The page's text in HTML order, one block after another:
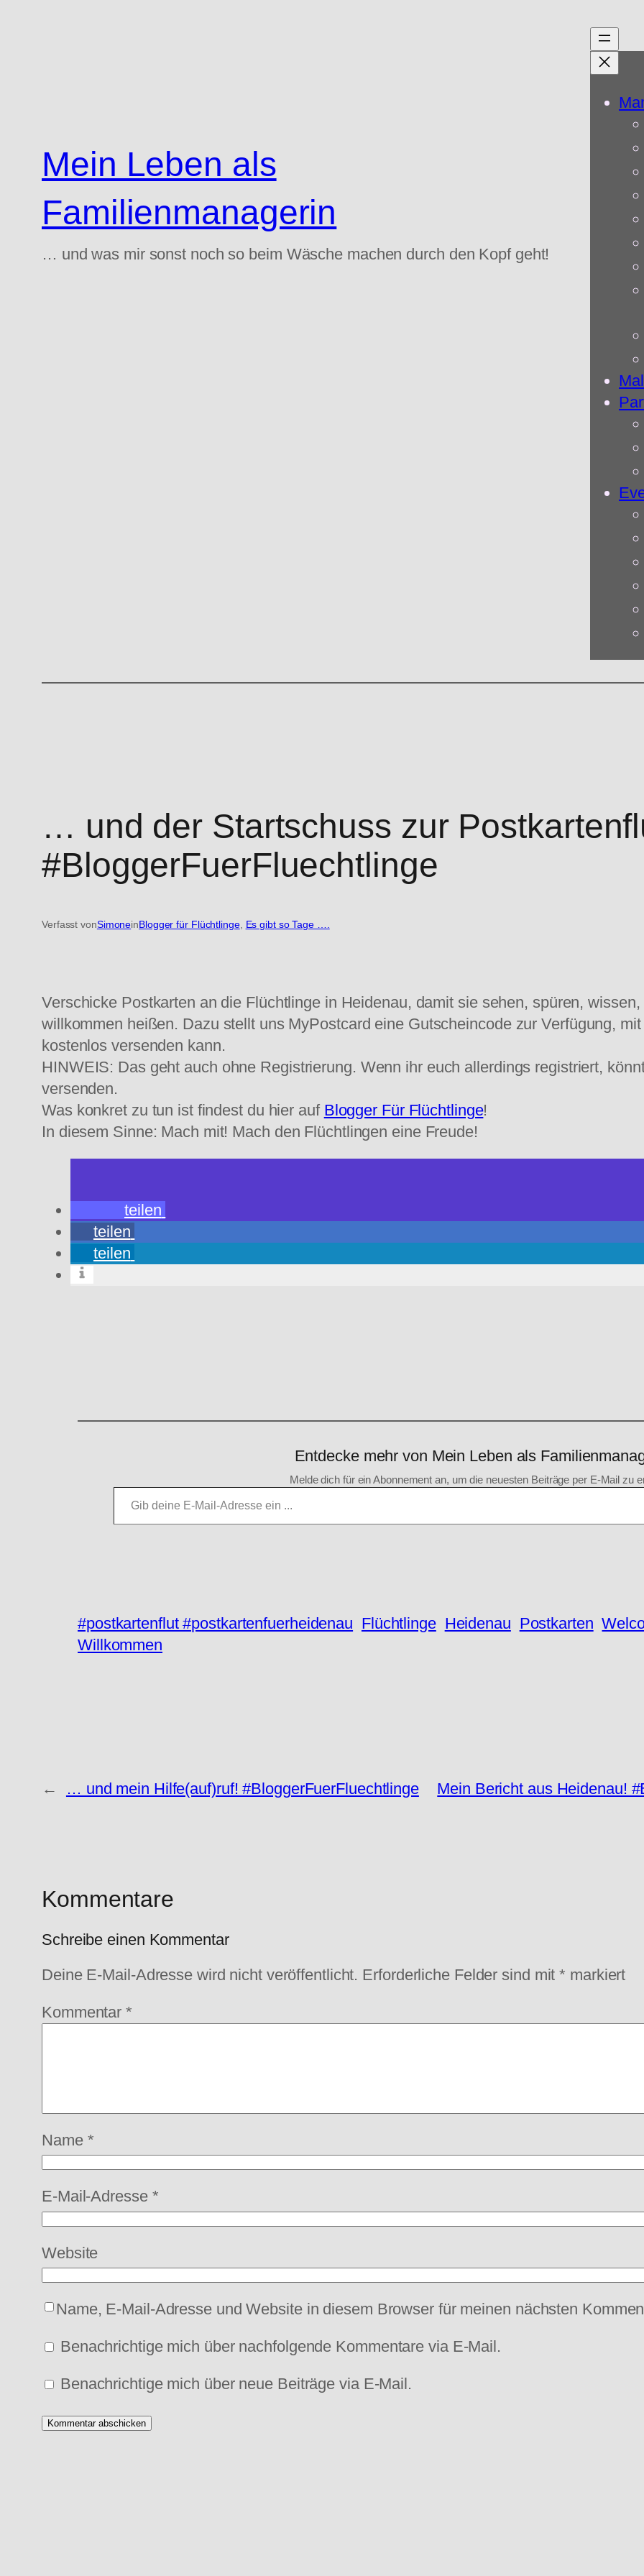
Mein Leben als
Familienmanagerin
… und was mir sonst noch so beim Wäsche machen durch den Kopf geht!
… und der Startschuss zur
#BloggerFuerFluechtlinge
Verfasst vonSimoneinBlogger für Flüchtlinge, Es gibt so Tage ….
Verschicke Postkarten an die Flüchtlinge in Heidenau, damit sie sehen, spüren,
willkommen heißen. Dazu stellt uns MyPostcard eine Gutscheincode zur Verfügung,
kostenlos versenden kann.
HINWEIS: Das geht auch ohne Registrierung. Wenn ihr euch allerdings registriert,
versenden.
Was konkret zu tun ist findest du hier auf Blogger Für Flüchtlinge!
In diesem Sinne: Mach mit! Mach den Flüchtlingen eine Freude!
teilen
teilen
teilen
Entdecke mehr von Mein Leben als
Melde dich für ein Abonnement an, um die neuesten Beiträge per E-Mail zu
Gib deine E-Mail-Adresse ein …
#postkartenflut #postkartenfuerheidenau Flüchtlinge Heidenau Postkarten
Willkommen
← … und mein Hilfe(auf)ruf! #BloggerFuerFluechtlinge Mein Bericht aus Heidenau!
Kommentare
Schreibe einen Kommentar
Deine E-Mail-Adresse wird nicht veröffentlicht. Erforderliche Felder sind mit* markiert
Kommentar*
Name *
E-Mail-Adresse *
Website
Name, E-Mail-Adresse und Website in diesem Browser für meinen nächsten
Benachrichtige mich über nachfolgende Kommentare via E-Mail.
Benachrichtige mich über neue Beiträge via E-Mail.